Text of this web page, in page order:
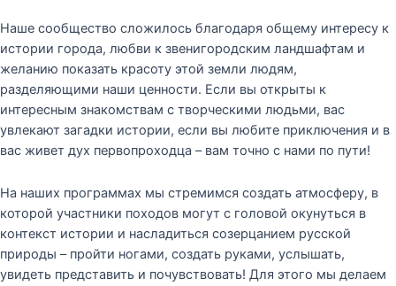
Наше сообщество сложилось благодаря общему интересу к
истории города, любви к звенигородским ландшафтам и
желанию показать красоту этой земли людям,
разделяющими наши ценности. Если вы открыты к
интересным знакомствам с творческими людьми, вас
увлекают загадки истории, если вы любите приключения и в
вас живет дух первопроходца – вам точно с нами по пути!
На наших программах мы стремимся создать атмосферу, в
которой участники походов могут с головой окунуться в
контекст истории и насладиться созерцанием русской
природы – пройти ногами, создать руками, услышать,
увидеть представить и почувствовать! Для этого мы делаем